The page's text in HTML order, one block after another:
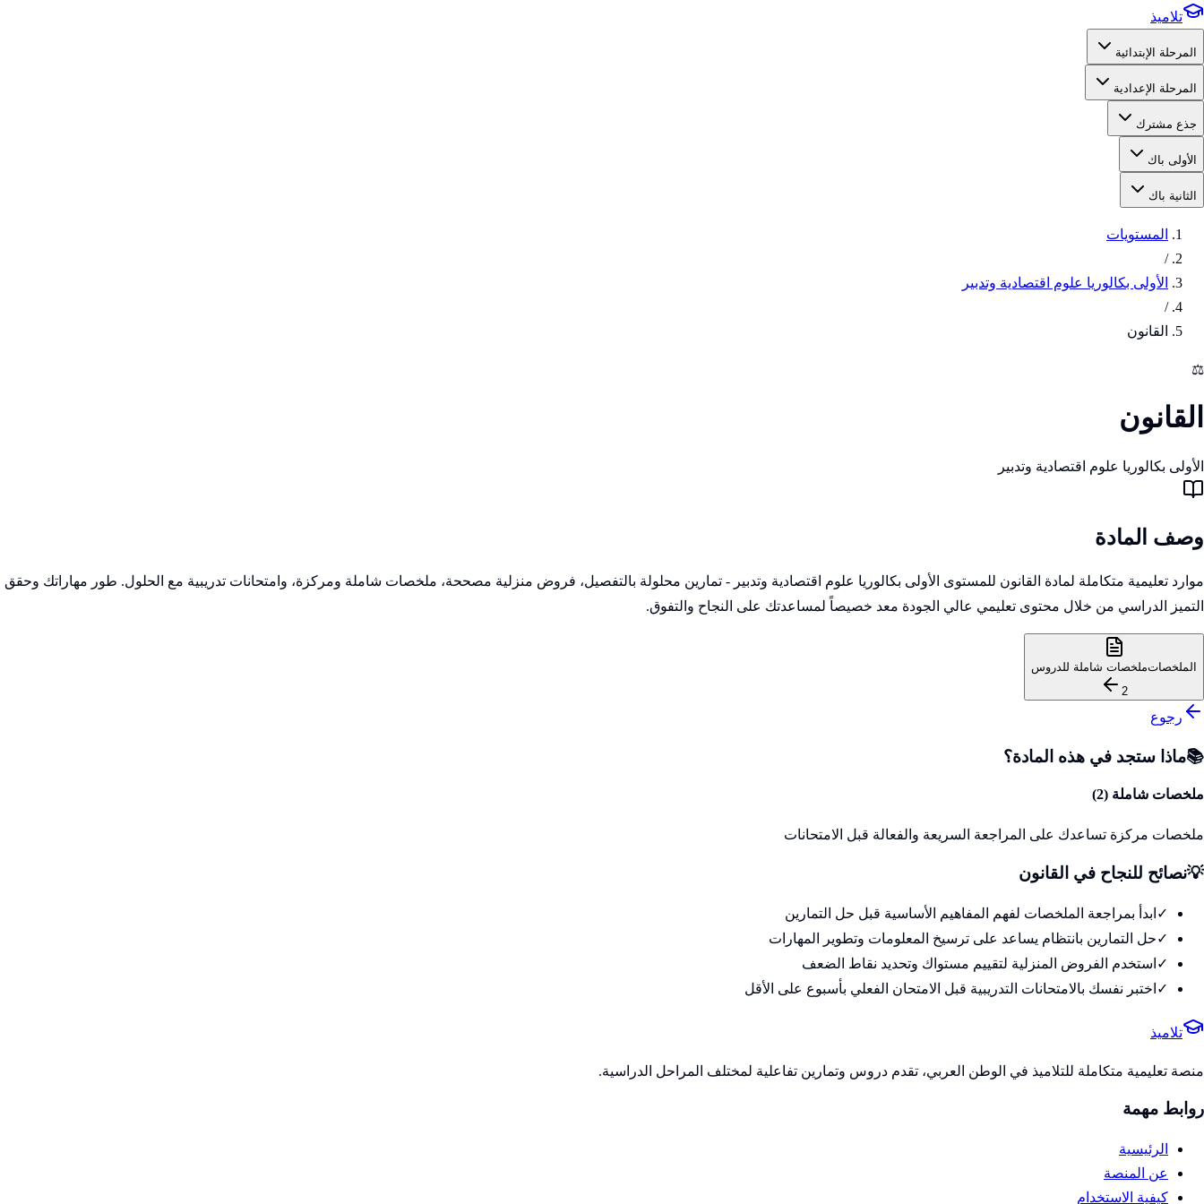
تلاميذ
المرحلة الإبتدائية
المرحلة الإعدادية
جذع مشترك
الأولى باك
الثانية باك
المستويات
/
الأولى بكالوريا علوم اقتصادية وتدبير
/
القانون
⚖️
القانون
الأولى بكالوريا علوم اقتصادية وتدبير
وصف المادة
موارد تعليمية متكاملة لمادة القانون للمستوى الأولى بكالوريا علوم اقتصادية وتدبير - تمارين محلولة بالتفصيل، فروض منزلية مصححة، ملخصات شاملة ومركزة، وامتحانات تدريبية مع الحلول. طور مهاراتك وحقق
التميز الدراسي من خلال محتوى تعليمي عالي الجودة معد خصيصاً لمساعدتك على النجاح والتفوق.
الملخصاتملخصات شاملة للدروس
2
رجوع
📚ماذا ستجد في هذه المادة؟
ملخصات شاملة (2
)
ملخصات مركزة تساعدك على المراجعة السريعة والفعالة قبل الامتحانات
💡نصائح للنجاح في القانون
✓ ابدأ بمراجعة الملخصات لفهم المفاهيم الأساسية قبل حل التمارين
✓حل التمارين بانتظام يساعد على ترسيخ المعلومات وتطوير المهارات
✓ استخدم الفروض المنزلية لتقييم مستواك وتحديد نقاط الضعف
✓ اختبر نفسك بالامتحانات التدريبية قبل الامتحان الفعلي بأسبوع على الأقل
تلاميذ
منصة تعليمية متكاملة للتلاميذ في الوطن العربي، تقدم دروس وتمارين تفاعلية لمختلف المراحل الدراسية.
روابط مهمة
الرئيسية
عن المنصة
كيفية الاستخدام